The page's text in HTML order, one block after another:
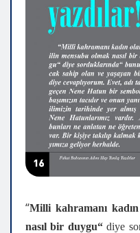
“Milli kahramanı
nasıl bir duygu“diye